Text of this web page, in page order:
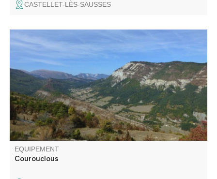
CASTELLET-LÈS-SAUSSES
Au départ de l'ancienne Mairie de Montblanc, cette boucle
permet de découvrir le haut de la vallée de la Chalvagne
et d'admirer le Pic de Chamatte au loin. Une ambiance
forestière est présente tout au long de la randonnée.
EQUIPEMENT
Courouclous